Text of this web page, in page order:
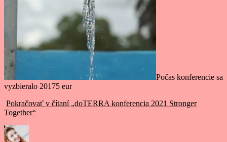
Počas konferencie sa
vyzbieralo 20175 eur
Pokračovať v čítaní„doTERRA konferencia 2021 Stronger
Together“